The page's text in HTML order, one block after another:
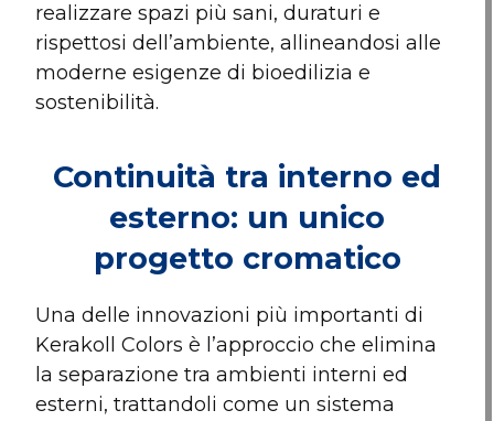
realizzare spazi più sani, duraturi e
rispettosi dell’ambiente, allineandosi alle
moderne esigenze di bioedilizia e
sostenibilità.
Continuità tra interno ed
esterno: un unico
progetto cromatico
Una delle innovazioni più importanti di
Kerakoll Colors è l’approccio che elimina
la separazione tra ambienti interni ed
esterni, trattandoli come un sistema